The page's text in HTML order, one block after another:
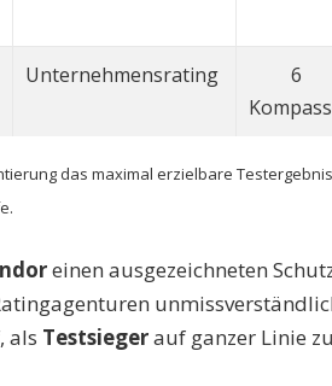
Unternehmensrating
6
das maximal erzielbare
einen ausgezeichneten
als Testsiegerauf ganzer Linie zu